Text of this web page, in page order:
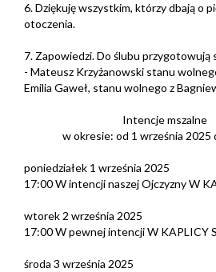
6. Dziękuję wszystkim, którzy dbają o
otoczenia.
7. Zapowiedzi. Do ślubu przygotowują
- Mateusz Krzyżanowski stanu
Emilia Gaweł, stanu wolnego z
Intencje mszalne
w okresie: od 1 września 2025
poniedziałek 1 września 2025
17:00 W intencji naszej Ojczyzny W
wtorek 2 września 2025
17:00 W pewnej intencji W KAPLICY
środa 3 września 2025